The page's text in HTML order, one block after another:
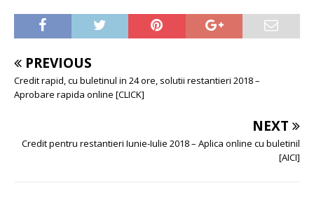
PREVIOUS
Credit rapid, cu buletinul in 24 ore, solutii restantieri 2018 –
Aprobare rapida online [CLICK]
NEXT
Credit pentru restantieri Iunie-Iulie 2018 – Aplica online cu buletinil
[AICI]